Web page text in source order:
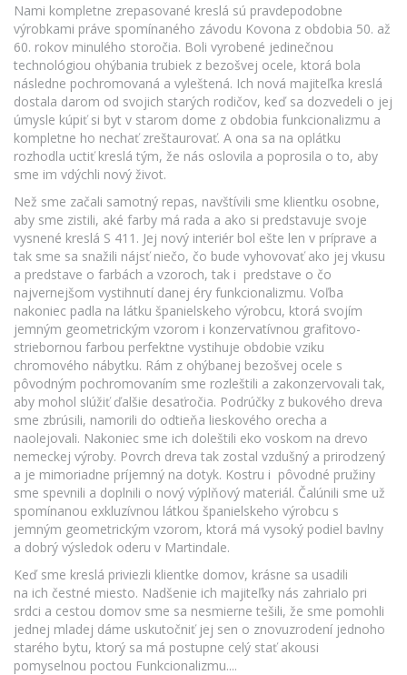
Nami kompletne zrepasované kreslá sú pravdepodobne
výrobkami práve spomínaného závodu Kovona z obdobia 50. až
60. rokov minulého storočia. Boli vyrobené jedinečnou
technológiou ohýbania trubiek z bezošvej ocele, ktorá bola
následne pochromovaná a vyleštená. Ich nová majiteľka kreslá
dostala darom od svojich starých rodičov, keď sa dozvedeli o jej
úmysle kúpiť si byt v starom dome z obdobia funkcionalizmu a
kompletne ho nechať zreštaurovať. A ona sa na oplátku
rozhodla uctiť kreslá tým, že nás oslovila a poprosila o to, aby
sme im vdýchli nový život.
Než sme začali samotný repas, navštívili sme klientku osobne,
aby sme zistili, aké farby má rada a ako si predstavuje svoje
vysnené kreslá S 411. Jej nový interiér bol ešte len v príprave a
tak sme sa snažili nájsť niečo, čo bude vyhovovať ako jej vkusu
a predstave o farbách a vzoroch, tak i predstave o čo
najvernejšom vystihnutí danej éry funkcionalizmu. Voľba
nakoniec padla na látku španielskeho výrobcu, ktorá svojím
jemným geometrickým vzorom i konzervatívnou grafitovo-
striebornou farbou perfektne vystihuje obdobie vziku
chromového nábytku. Rám z ohýbanej bezošvej ocele s
pôvodným pochromovaním sme rozleštili a zakonzervovali tak,
aby mohol slúžiť ďalšie desaťročia. Podrúčky z bukového dreva
sme zbrúsili, namorili do odtieňa lieskového orecha a
naolejovali. Nakoniec sme ich doleštili eko voskom na drevo
nemeckej výroby. Povrch dreva tak zostal vzdušný a prirodzený
a je mimoriadne príjemný na dotyk. Kostru i pôvodné pružiny
sme spevnili a doplnili o nový výplňový materiál. Čalúnili sme už
spomínanou exkluzívnou látkou španielskeho výrobcu s
jemným geometrickým vzorom, ktorá má vysoký podiel bavlny
a dobrý výsledok oderu v Martindale.
Keď sme kreslá priviezli klientke domov, krásne sa usadili
na ich čestné miesto. Nadšenie ich majiteľky nás zahrialo pri
srdci a cestou domov sme sa nesmierne tešili, že sme pomohli
jednej mladej dáme uskutočniť jej sen o znovuzrodení jednoho
starého bytu, ktorý sa má postupne celý stať akousi
pomyselnou poctou Funkcionalizmu....